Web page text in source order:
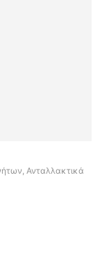
Ανταλλακτικά